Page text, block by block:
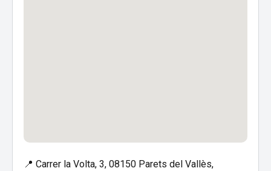
📍 Carrer la Volta, 3, 08150 Parets del Vallès,